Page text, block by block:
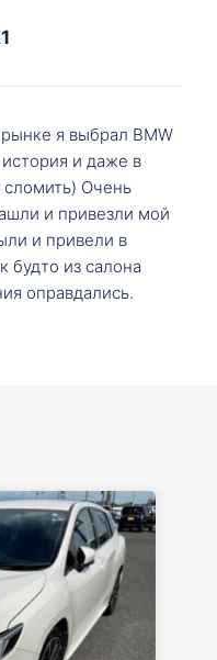
я выбрал BMW
и даже в
Очень
и привезли мой
и привели в
из салона
оправдались.